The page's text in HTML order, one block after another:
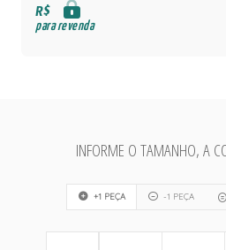
R$
para revenda
INFORME O TAMANHO, A
+1 PEÇA -1 PEÇA